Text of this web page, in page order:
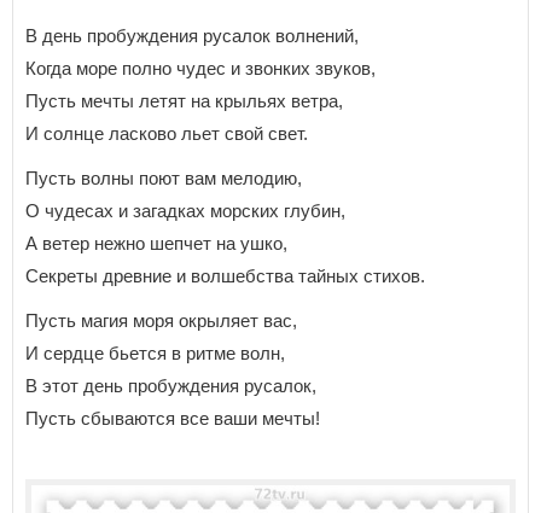
В день пробуждения русалок волнений,
Когда море полно чудес и звонких звуков,
Пусть мечты летят на крыльях ветра,
И солнце ласково льет свой свет.
Пусть волны поют вам мелодию,
О чудесах и загадках морских глубин,
А ветер нежно шепчет на ушко,
Секреты древние и волшебства тайных стихов.
Пусть магия моря окрыляет вас,
И сердце бьется в ритме волн,
В этот день пробуждения русалок,
Пусть сбываются все ваши мечты!